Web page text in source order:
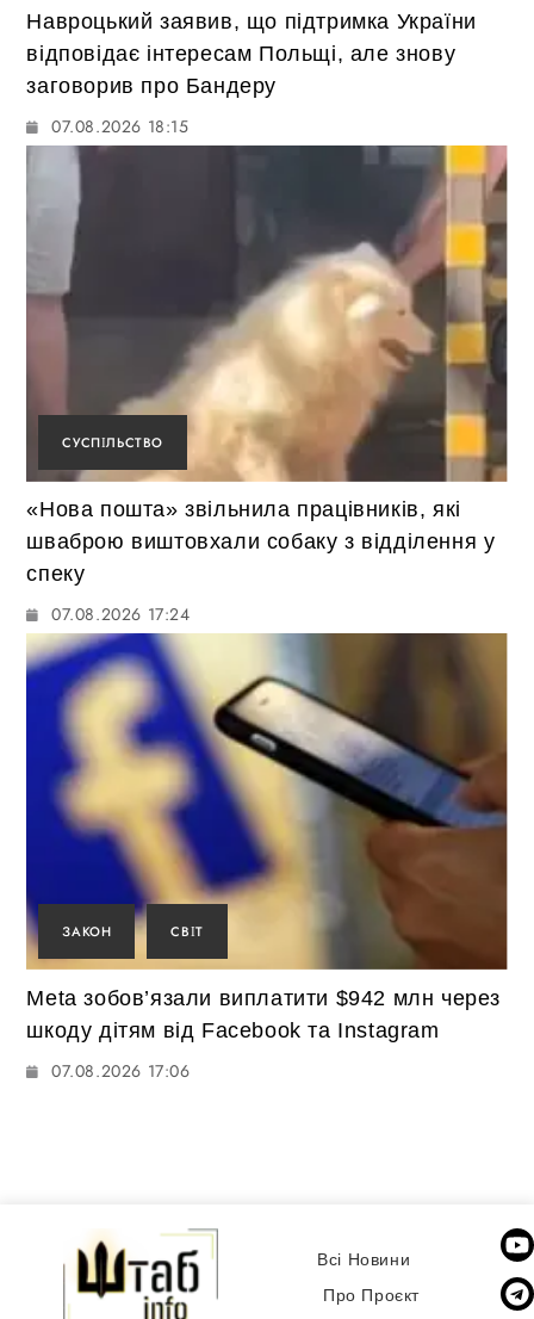
Навроцький заявив, що підтримка України
відповідає інтересам Польщі, але знову
заговорив про Бандеру
07.08.2026 18:15
СУСПІЛЬСТВО
«Нова пошта» звільнила працівників, які
шваброю виштовхали собаку з відділення у
спеку
07.08.2026 17:24
ЗАКОН СВІТ
Meta зобов’язали виплатити $942 млн через
шкоду дітям від Facebook та Instagram
07.08.2026 17:06
Всі Новини
Про Проєкт